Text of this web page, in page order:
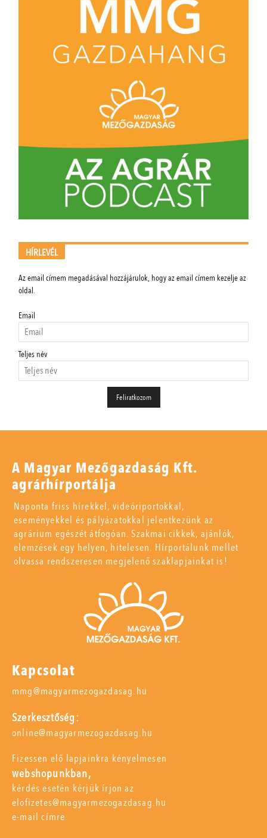
HÍRLEVÉL
Az email címem megadásával hozzájárulok, hogy az email címem kezelje az
oldal.
Email
Teljes név
A Magyar Mezőgazdaság Kft.
agrárhírportálja
Naponta friss hírekkel, videóriportokkal,
eseményekkel és pályázatokkal jelentkezünk az
agrárium egészét átfogóan. Szakmai cikkek, ajánlók,
elemzések egy helyen, hitelesen. Hírportálunk mellet
olvassa rendszeresen megjelenő szaklapjainkat is!
Kapcsolat
mmg@magyarmezogazdasag.hu
Szerkesztőség:
online@magyarmezogazdasag.hu
Fizessen elő lapjainkra kényelmesen
webshopunkban,
kérdés esetén kérjük írjon az
elofizetes@magyarmezogazdasag.hu
e-mail címre.